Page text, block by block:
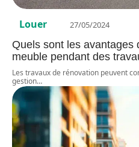
Louer 27/05/2024
Quels sont les avantages
meuble pendant des
Les travaux de rénovation peuvent
gestion…